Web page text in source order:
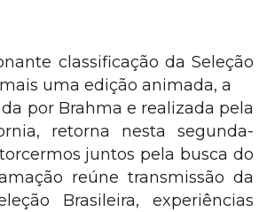
classificação da Seleção
uma edição animada, a
por Brahma e realizada pela
retorna nesta segunda-
juntos pela busca do
reúne transmissão da
Brasileira, experiências